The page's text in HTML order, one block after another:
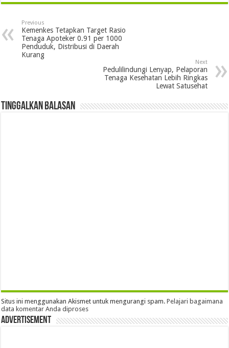
Previous
Kemenkes Tetapkan Target Rasio
Tenaga Apoteker 0.91 per 1000
Penduduk, Distribusi di Daerah
Kurang
Next
Pedulilindungi Lenyap, Pelaporan
Tenaga Kesehatan Lebih Ringkas
Lewat Satusehat
Tinggalkan Balasan
Situs ini menggunakan Akismet untuk mengurangi spam.Pelajari bagaimana
data komentar Anda diproses
Advertisement